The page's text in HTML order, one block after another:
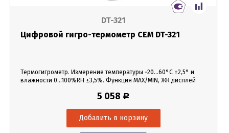
DT-321
Цифровой гигро-термометр CEM DT-321
Термогигрометр. Измерение температуры −20...60°С ±2,5° и
влажности 0...100%RH ±3,5%. Функция MAX/MIN, ЖК дисплей
5 058 Р